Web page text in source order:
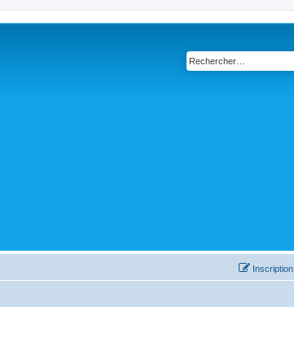
Inscription